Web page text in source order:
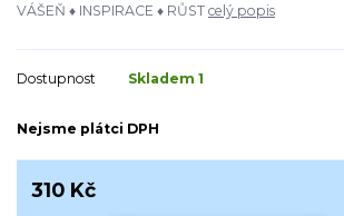
VÁŠEŇ ♦ INSPIRACE ♦ RŮST celý popis
Dostupnost Skladem 1
Nejsme plátci DPH
310 Kč